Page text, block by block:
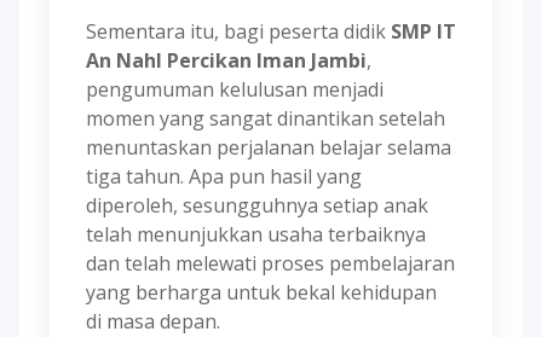
Sementara itu, bagi peserta didik SMP IT
An Nahl Percikan Iman Jambi,
pengumuman kelulusan menjadi
momen yang sangat dinantikan setelah
menuntaskan perjalanan belajar selama
tiga tahun. Apa pun hasil yang
diperoleh, sesungguhnya setiap anak
telah menunjukkan usaha terbaiknya
dan telah melewati proses pembelajaran
yang berharga untuk bekal kehidupan
di masa depan.